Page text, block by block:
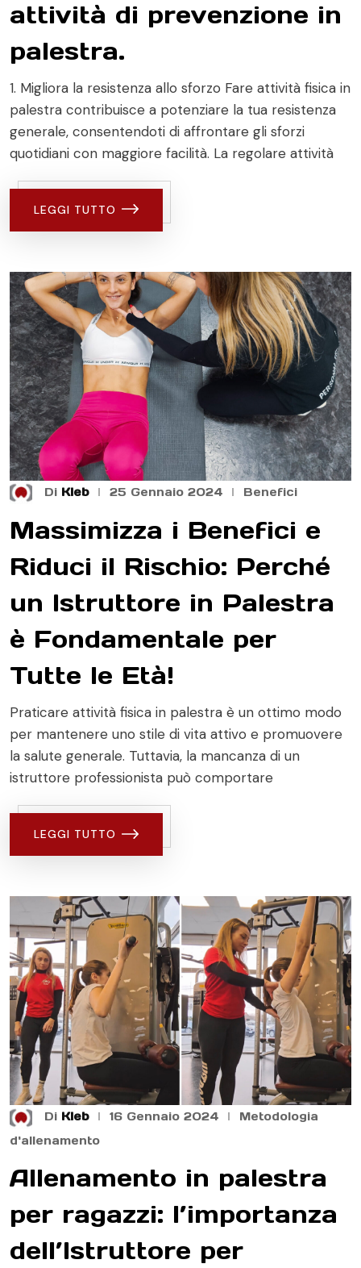
attività di prevenzione in
palestra.
1. Migliora la resistenza allo sforzo Fare attività fisica in
palestra contribuisce a potenziare la tua resistenza
generale, consentendoti di affrontare gli sforzi
quotidiani con maggiore facilità. La regolare attività
LEGGI TUTTO
Di Kleb 25 Gennaio 2024 Benefici
Massimizza i Benefici e
Riduci il Rischio: Perché
un Istruttore in Palestra
è Fondamentale per
Tutte le Età!
Praticare attività fisica in palestra è un ottimo modo
per mantenere uno stile di vita attivo e promuovere
la salute generale. Tuttavia, la mancanza di un
istruttore professionista può comportare
LEGGI TUTTO
Di Kleb 16 Gennaio 2024
Metodologia
d'allenamento
Allenamento in palestra
per ragazzi: l’importanza
dell’Istruttore per